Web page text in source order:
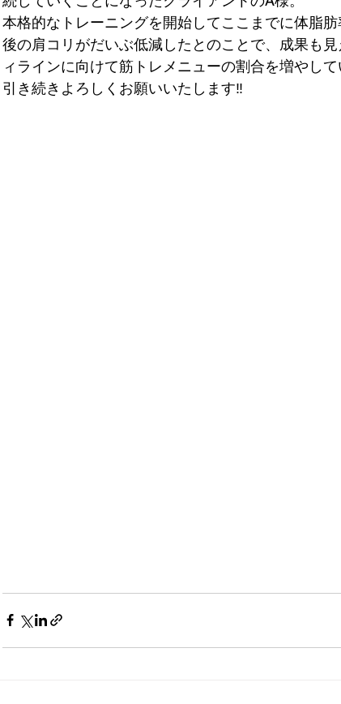
本格的なトレーニングを開始してここまでに体脂
後の肩コリがだいぶ低減したとのことで、成果も
ィラインに向けて筋トレメニューの割合を増やし
引き続きよろしくお願いいたします‼️